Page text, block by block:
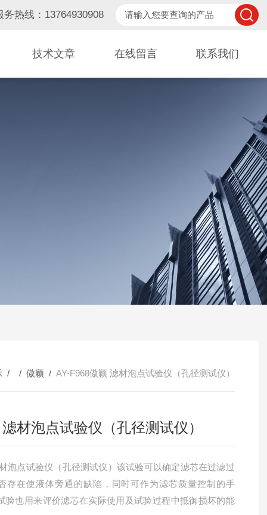
务热线：13764930908
技术文章 在线留言 联系我们
/ / 傲颖 / AY-F968傲颖 滤材泡点试验仪（孔径测试仪）
材泡点试验仪（孔径测试仪）
存在使液体旁通的缺陷，同时可作为滤芯质量控制的手
验也用来评价滤芯在实际使用及试验过程中抵御损坏的能